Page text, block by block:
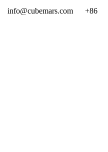
info@cubemars.com
+86